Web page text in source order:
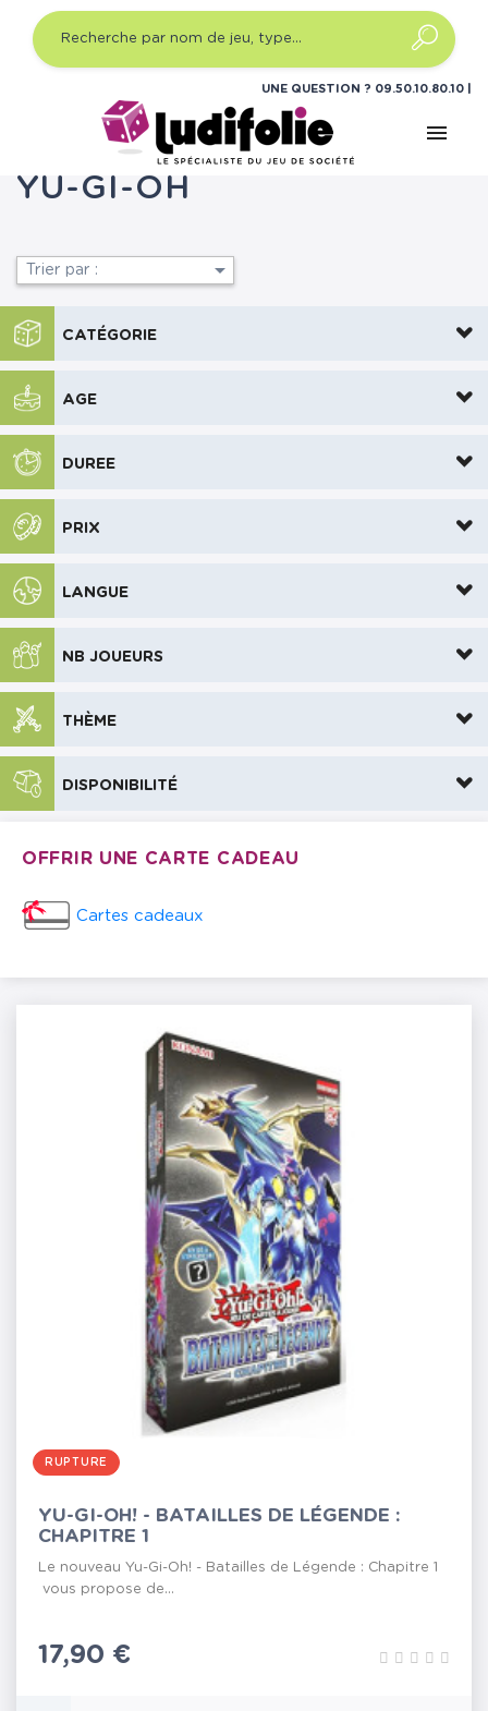
UNE QUESTION ? 09.50.10.80.10
menu
Jeux de cartes Yu-Gi-Oh
YU-GI-OH
Trier par : 
CATÉGORIE
AGE
DUREE
PRIX
LANGUE
NB JOUEURS
THÈME
DISPONIBILITÉ
OFFRIR UNE CARTE CADEAU
Cartes cadeaux
RUPTURE
YU-GI-OH! - BATAILLES DE LÉGENDE :
CHAPITRE 1
Le nouveau Yu-Gi-Oh! - Batailles de Légende : Chapitre 1
vous propose de...
Prix
17,90 €